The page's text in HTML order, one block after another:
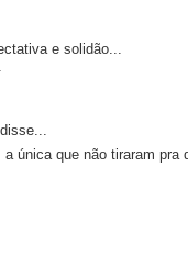
e solidão...
única que não tiraram pra